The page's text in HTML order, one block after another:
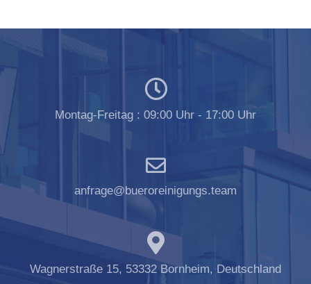
Montag-Freitag : 09:00 Uhr - 17:00 Uhr
anfrage@bueroreinigungs.team
Wagnerstraße 15, 53332 Bornheim, Deutschland